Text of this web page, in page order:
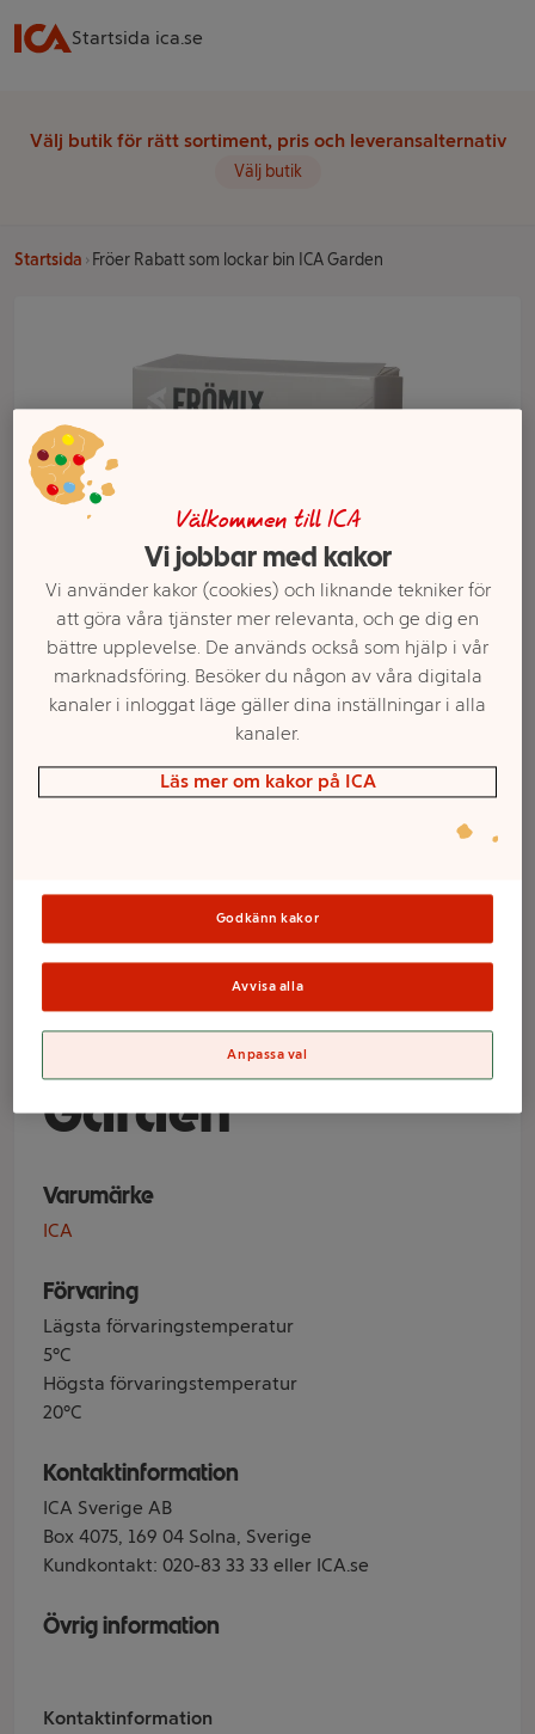
Startsida ica.se
Välj butik för rätt sortiment, pris och leveransalternativ
Välj butik
Startsida Fröer Rabatt som lockar bin ICA Garden
Fröer Rabatt som
lockar bin ICA
Garden
Varumärke
ICA
Förvaring
Lägsta förvaringstemperatur
5°C
Högsta förvaringstemperatur
20°C
Kontaktinformation
ICA Sverige AB
Box 4075, 169 04 Solna, Sverige
Kundkontakt: 020-83 33 33 eller ICA.se
Övrig information
Kontaktinformation
Välkommen till ICA
Vi jobbar med kakor
Vi använder kakor (cookies) och liknande tekniker för
att göra våra tjänster mer relevanta, och ge dig en
bättre upplevelse. De används också som hjälp i vår
marknadsföring. Besöker du någon av våra digitala
kanaler i inloggat läge gäller dina inställningar i alla
kanaler.
Läs mer om kakor på ICA
Godkänn kakor
Avvisa alla
Anpassa val